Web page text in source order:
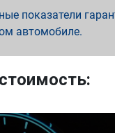
показатели
автомобиле.